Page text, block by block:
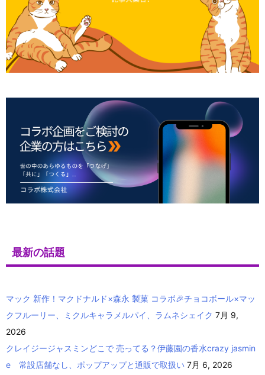
最新の話題
マック 新作！マクドナルド×森永 製菓 コラボ🎉チョコボール×マッ
クフルーリー、ミクルキャラメルパイ、ラムネシェイク 7月 9,
2026
クレイジージャスミンどこで 売ってる？伊藤園の香水crazy jasmin
e 常設店舗なし、ポップアップと通販で取扱い 7月 6, 2026